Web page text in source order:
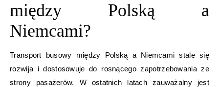
między Polską a
Niemcami?
Transport busowy między Polską a Niemcami stale się
rozwija i dostosowuje do rosnącego zapotrzebowania ze
strony pasażerów. W ostatnich latach zauważalny jest